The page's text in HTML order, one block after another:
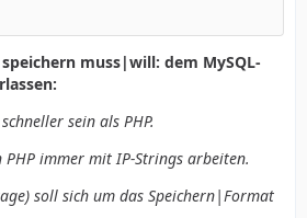
muss|will: dem MySQL-
sein als PHP.
immer mit IP-Strings arbeiten.
soll sich um das Speichern|Format